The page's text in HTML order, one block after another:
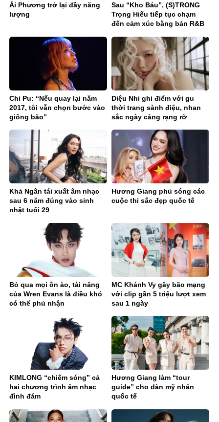
Ái Phương trở lại đầy năng
lượng
Sau “Kho Báu”, (S)TRONG
Trọng Hiếu tiếp tục chạm
đến cảm xúc bằng bản R&B
Chi Pu: “Nếu quay lại năm
2017, tôi vẫn chọn bước vào
giông bão”
Diệu Nhi ghi điểm với gu
thời trang sành điệu, nhan
sắc ngày càng rạng rỡ
Khả Ngân tái xuất âm nhạc
sau 6 năm đúng vào sinh
nhật tuổi 29
Hương Giang phủ sóng các
cuộc thi sắc đẹp quốc tế
Bỏ qua mọi ồn ào, tài năng
của Wren Evans là điều khó
có thể phủ nhận
MC Khánh Vy gây bão mạng
với clip gần 5 triệu lượt xem
sau 1 ngày
KIMLONG “chiếm sóng” cả
hai chương trình âm nhạc
đình đám
Hương Giang làm “tour
guide” cho dàn mỹ nhân
quốc tế